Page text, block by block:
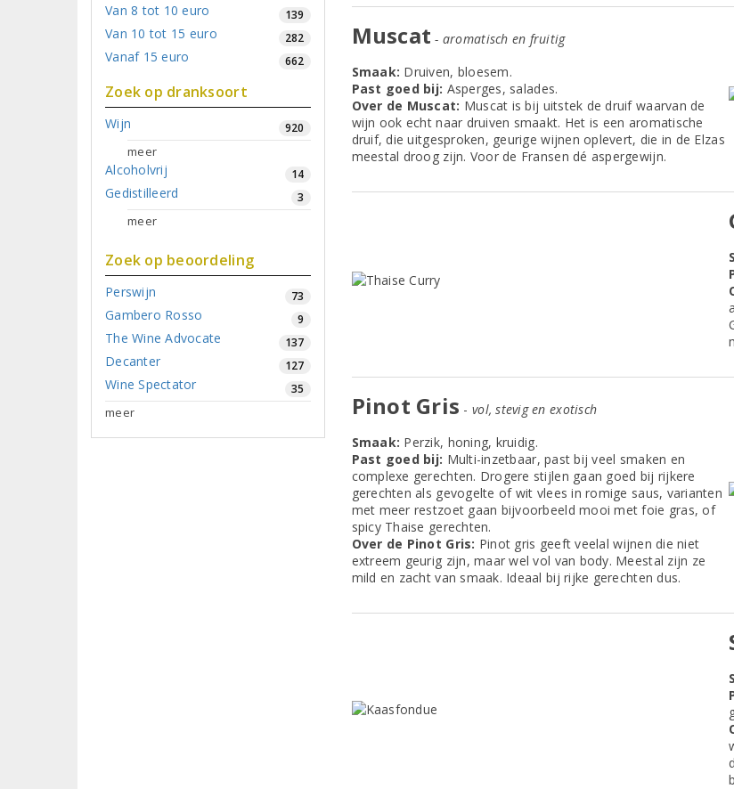
Van 8 tot 10 euro 139
Van 10 tot 15 euro 282
Vanaf 15 euro 662
Zoek op dranksoort
Wijn 920
meer
Alcoholvrij 14
Gedistilleerd 3
meer
Zoek op beoordeling
Perswijn 73
Gambero Rosso 9
The Wine Advocate 137
Decanter 127
Wine Spectator 35
meer
Muscat - aromatisch en fruitig
Smaak: Druiven, bloesem.
Past goed bij: Asperges, salades.
Over de Muscat: Muscat is bij uitstek de druif waarvan de
wijn ook echt naar druiven smaakt. Het is een aromatische
druif, die uitgesproken, geurige wijnen oplevert, die in de Elzas
meestal droog zijn. Voor de Fransen dé aspergewijn.
Pinot Gris - vol, stevig en exotisch
Smaak: Perzik, honing, kruidig.
Past goed bij: Multi-inzetbaar, past bij veel smaken en
complexe gerechten. Drogere stijlen gaan goed bij rijkere
gerechten als gevogelte of wit vlees in romige saus, varianten
met meer restzoet gaan bijvoorbeeld mooi met foie gras, of
spicy Thaise gerechten.
Over de Pinot Gris: Pinot gris geeft veelal wijnen die niet
extreem geurig zijn, maar wel vol van body. Meestal zijn ze
mild en zacht van smaak. Ideaal bij rijke gerechten dus.